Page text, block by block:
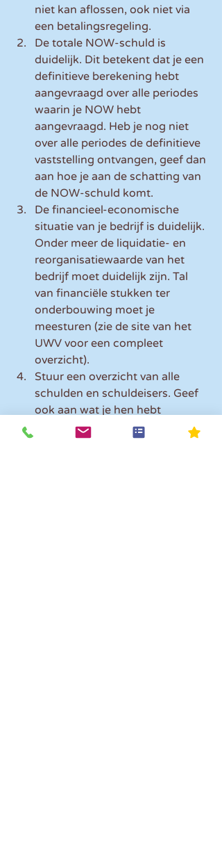
niet kan aflossen, ook niet via
een betalingsregeling.
De totale NOW-schuld is
duidelijk. Dit betekent dat je een
definitieve berekening hebt
aangevraagd over alle periodes
waarin je NOW hebt
aangevraagd. Heb je nog niet
over alle periodes de definitieve
vaststelling ontvangen, geef dan
aan hoe je aan de schatting van
de NOW-schuld komt.
De financieel-economische
situatie van je bedrijf is duidelijk.
Onder meer de liquidatie- en
reorganisatiewaarde van het
bedrijf moet duidelijk zijn. Tal
van financiële stukken ter
onderbouwing moet je
meesturen (zie de site van het
UWV voor een compleet
overzicht).
Stuur een overzicht van alle
schulden en schuldeisers. Geef
ook aan wat je hen hebt
aangeboden, wie buiten dit